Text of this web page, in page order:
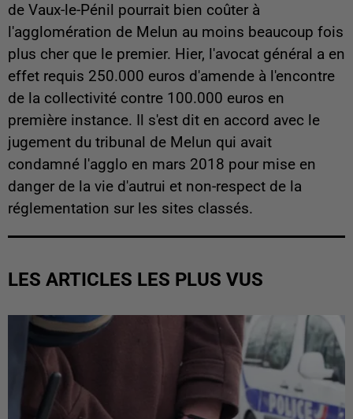
de Vaux-le-Pénil pourrait bien coûter à
l'agglomération de Melun au moins beaucoup fois
plus cher que le premier. Hier, l'avocat général a en
effet requis 250.000 euros d'amende à l'encontre
de la collectivité contre 100.000 euros en
première instance. Il s'est dit en accord avec le
jugement du tribunal de Melun qui avait
condamné l'agglo en mars 2018 pour mise en
danger de la vie d'autrui et non-respect de la
réglementation sur les sites classés.
LES ARTICLES LES PLUS VUS